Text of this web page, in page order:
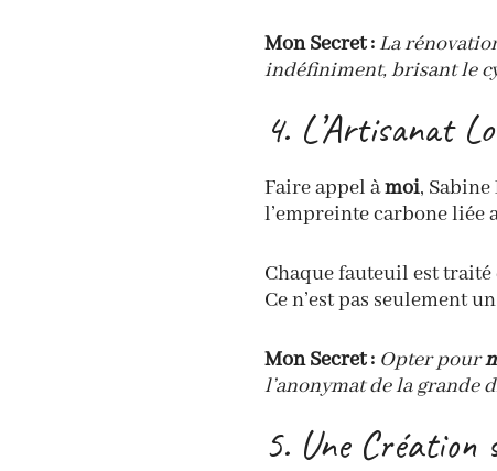
Mon Secret : La
indéfiniment, brisant le
4. L’Artisanat
Faire appel àmoi,
l’empreinte carbone
Chaque fauteuil est traité
Ce n’est pas seulement
Mon Secret : Opter pour
l’anonymat de la grande
5. Une Création